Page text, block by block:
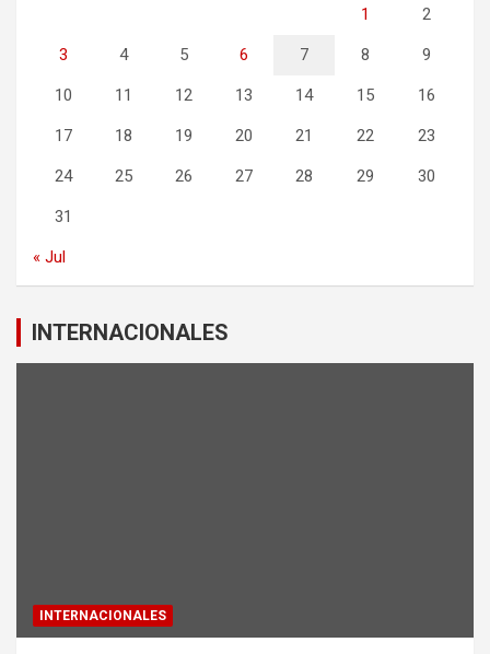
1 2
3 4 5 6 7 8 9
10 11 12 13 14 15 16
17 18 19 20 21 22 23
24 25 26 27 28 29 30
31
« Jul
INTERNACIONALES
INTERNACIONALES